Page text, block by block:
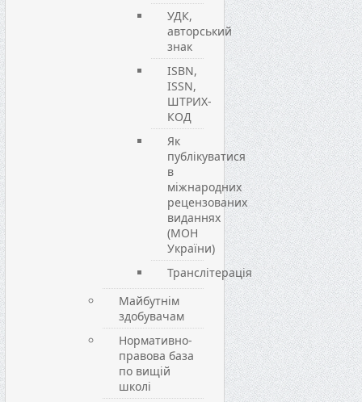
УДК,
авторський
знак
ISBN,
ISSN,
ШТРИХ-
КОД
Як
публікуватися
в
міжнародних
рецензованих
виданнях
(МОН
України)
Транслітерація
Майбутнім
здобувачам
Нормативно-
правова база
по вищій
школі